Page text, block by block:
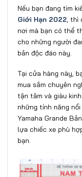
Nếu bạn đang tìm
Giới Hạn 2022, thì
nơi mà bạn có thể
cho những người
bản độc đáo này.
Tại cửa hàng này,
mua sắm chuyên
tận tâm và giàu
những tính năng
Yamaha Grande
lựa chiếc xe phù
bạn.